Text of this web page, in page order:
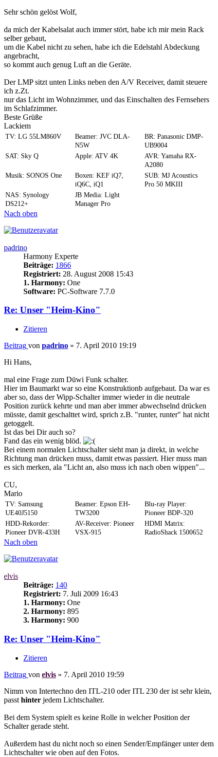
Sehr schön gelöst Wolf,
da mich der Kabelsalat auch immer stört, habe ich mir mein Rack
selber gebaut,
um die Kabel nicht zu sehen, habe ich die Edelstahl Abdeckung
angebracht,
so kommt auch genug Luft an die Geräte.
Der LMP sitzt unten Links neben den A/V Receiver, damit steuere
ich z.Zt.
nur das Licht im Wohnzimmer, und das Einschalten des Fernsehers
im Schlafzimmer.
Beste Grüße
Lackiem
TV: LG 55LM860V
Beamer: JVC DLA-
N5W
BR: Panasonic DMP-
UB9004
SAT: Sky Q
Apple: ATV 4K
AVR: Yamaha RX-
A2080
Musik: SONOS One
Boxen: KEF iQ7,
iQ6C, iQ1
SUB: MJ Acoustics
Pro 50 MKIII
NAS: Synology
DS212+
JB Media: Light
Manager Pro
Nach oben
padrino
Harmony Experte
Beiträge: 1866
Registriert: 28. August 2008 15:43
1. Harmony: One
Software: PC-Software 7.7.0
Re: Unser "Heim-Kino"
Zitieren
Beitrag von padrino » 7. April 2010 19:19
Hi Hans,
mal eine Frage zum Düwi Funk schalter.
Hier im Baumarkt war so eine Konstruktionb aufgebaut. Da war es
aber so, dass der Wipp-Schalter immer wieder in die neutrale
Position zurück kehrte und man aber immer abwechselnd drücken
müsste, damit geschalttet wird, sprich z.B. "runter, runter" hat nicht
getoggelt.
Ist das bei Dir auch so?
Fand das ein wenig blöd.
Bei einem normalen Lichtschalter sieht man ja direkt, in welche
Richtung man drücken muss, damit etwas passiert. Hier muss man
es sich merken, ala "Licht an, also muss ich nach oben wippen"...
CU,
Mario
TV: Samsung
UE40J5150
Beamer: Epson EH-
TW3200
Blu-ray Player:
Pioneer BDP-320
HDD-Rekorder:
Pioneer DVR-433H
AV-Receiver: Pioneer
VSX-915
HDMI Matrix:
RadioShack 1500652
Nach oben
elvis
Beiträge: 140
Registriert: 7. Juli 2009 16:43
1. Harmony: One
2. Harmony: 895
3. Harmony: 900
Re: Unser "Heim-Kino"
Zitieren
Beitrag von elvis » 7. April 2010 19:59
Nimm von Intertechno den ITL-210 oder ITL 230 der ist sehr klein,
passt hinter jedem Lichtschalter.
Bei dem System spielt es keine Rolle in welcher Position der
Schalter gerade steht.
Außerdem hast du nicht noch so einen Sender/Empfänger unter dem
Lichtschalter wie oben auf den Fotos.